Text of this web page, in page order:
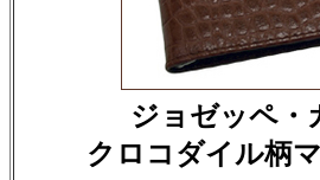
ジョゼッペ・
クロコダイル柄